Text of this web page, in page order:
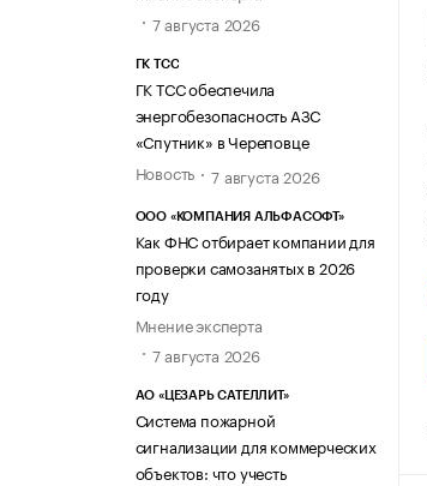
7 августа 2026
ГК ТСС
ГК ТСС обеспечила
энергобезопасность АЗС
«Спутник» в Череповце
Новость
7 августа 2026
ООО «КОМПАНИЯ АЛЬФАСОФТ»
Как ФНС отбирает компании для
проверки самозанятых в 2026
году
Мнение эксперта
7 августа 2026
АО «ЦЕЗАРЬ САТЕЛЛИТ»
Система пожарной
сигнализации для коммерческих
объектов: что учесть